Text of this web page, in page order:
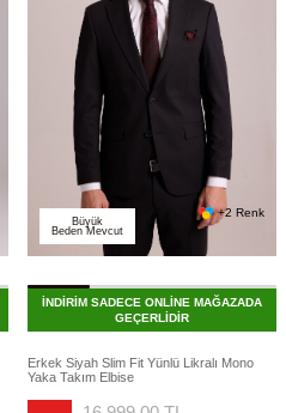
Büyük
Beden Mevcut
+2 Renk
İNDİRİM SADECE ONLİNE MAĞAZADA
GEÇERLİDİR
Erkek Siyah Slim Fit Yünlü Likralı Mono
Yaka Takım Elbise